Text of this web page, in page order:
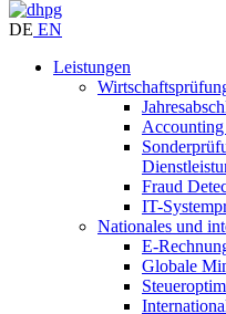
DE EN
Leistungen
Fraud
IT-
Nationales und
E-
Globale